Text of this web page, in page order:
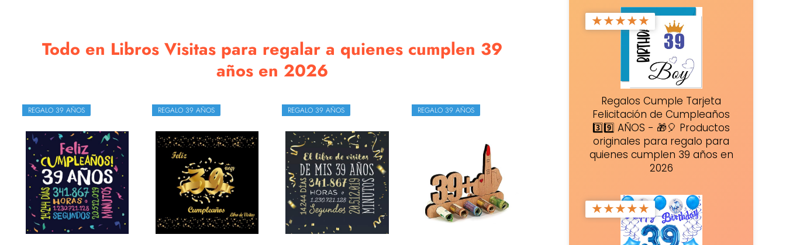
Todo en Libros Visitas para regalar a quienes cumplen 39
años en 2026
REGALO 39 AÑOS REGALO 39 AÑOS REGALO 39 AÑOS REGALO 39 AÑOS
★★★★★
Regalos Cumple Tarjeta
Felicitación de Cumpleaños
3️⃣9️⃣ AÑOS - 🎁🎈 Productos
originales para regalo para
quienes cumplen 39 años en
2026
★★★★★